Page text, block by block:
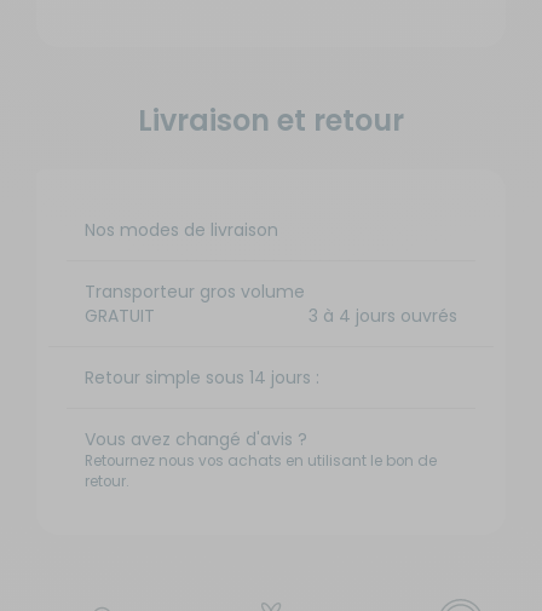
Livraison et retour
Nos modes de livraison
Transporteur gros volume
GRATUIT
3 à 4 jours ouvrés
Retour simple sous 14 jours :
Vous avez changé d'avis ?
Retournez nous vos achats en utilisant le bon de
retour.